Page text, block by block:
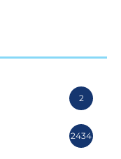
2
2434